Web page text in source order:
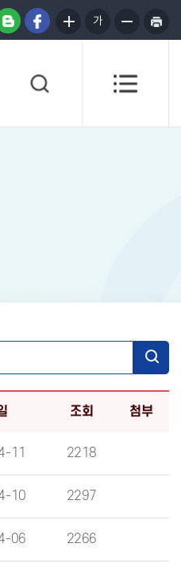
가
조회 첨부
11 2218
10 2297
06 2266